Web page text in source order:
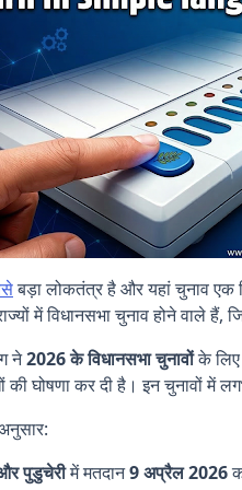
बड़ा लोकतंत्र है और यहां चुनाव एक
में विधानसभा चुनाव होने वाले हैं,
ने2026 के विधानसभा चुनावोंके लिए
की घोषणा कर दी है। इन चुनावों में
पुडुचेरीमें मतदान9 अप्रैल 2026